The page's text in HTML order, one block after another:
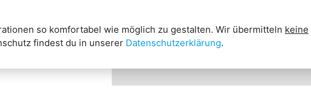
so komfortabel wie möglich zu gestalten. Wir übermitteln keine
findest du in unserer Datenschutzerklärung.